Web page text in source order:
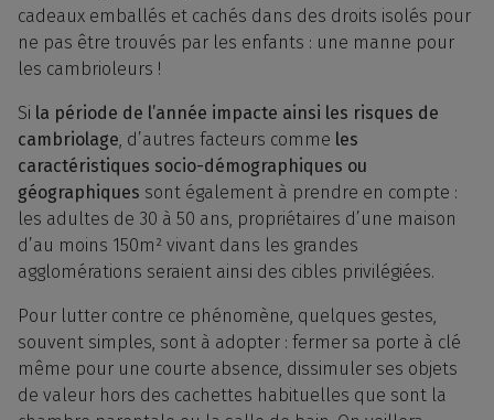
cadeaux emballés et cachés dans des droits isolés pour
ne pas être trouvés par les enfants : une manne pour
les cambrioleurs !
Si la période de l’année impacte ainsi les risques de
cambriolage, d’autres facteurs comme les
caractéristiques socio-démographiques ou
géographiques sont également à prendre en compte :
les adultes de 30 à 50 ans, propriétaires d’une maison
d’au moins 150m² vivant dans les grandes
agglomérations seraient ainsi des cibles privilégiées.
Pour lutter contre ce phénomène, quelques gestes,
souvent simples, sont à adopter : fermer sa porte à clé
même pour une courte absence, dissimuler ses objets
de valeur hors des cachettes habituelles que sont la